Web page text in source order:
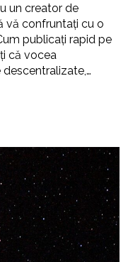
un creator de
vă confruntați cu o
publicați rapid pe
că vocea